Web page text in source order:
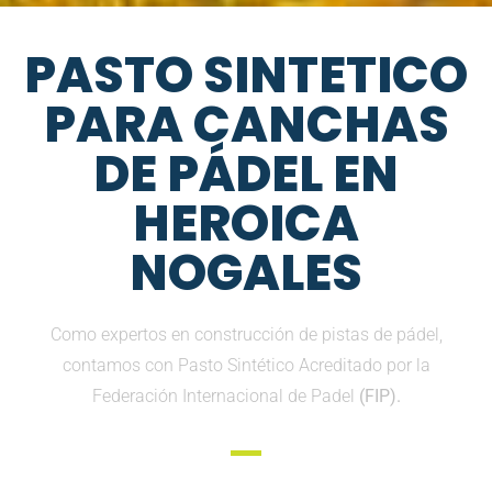
PASTO SINTETICO
PARA CANCHAS
DE PÁDEL EN
HEROICA
NOGALES
Como expertos en construcción de pistas de pádel,
contamos con Pasto Sintético Acreditado por la
Federación Internacional de Padel (FIP).